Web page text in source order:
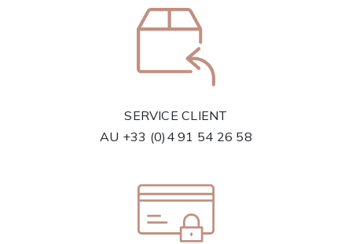
SERVICE CLIENT
AU +33 (0)4 91 54 26 58